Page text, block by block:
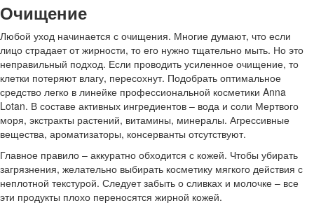
Очищение
Любой уход начинается с очищения. Многие думают, что если
лицо страдает от жирности, то его нужно тщательно мыть. Но это
неправильный подход. Если проводить усиленное очищение, то
клетки потеряют влагу, пересохнут. Подобрать оптимальное
средство легко в линейке профессиональной косметики Anna
Lotan. В составе активных ингредиентов – вода и соли Мертвого
моря, экстракты растений, витамины, минералы. Агрессивные
вещества, ароматизаторы, консерванты отсутствуют.
Главное правило – аккуратно обходится с кожей. Чтобы убирать
загрязнения, желательно выбирать косметику мягкого действия с
неплотной текстурой. Следует забыть о сливках и молочке – все
эти продукты плохо переносятся жирной кожей.